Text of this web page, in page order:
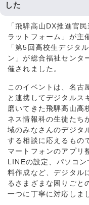
した
「飛騨高山DX推進官
ラットフォーム」が主
「第5回高校生デジタ
ン」が総合福祉センタ
催されました。
このイベントは、名古
と連携してデジタルス
磨いてきた飛騨高山高
ネス情報科の生徒たち
域のみなさんのデジタ
する相談に応えるもの
マートフォンのアプリ
LINEの設定、パソコン
料作成など、デジタル
るさまざまな困りごと
一つに丁寧に対応しま